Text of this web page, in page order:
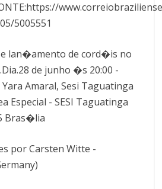
5005551
lan�amento de cord�is no
de junho �s 20:00 -
Amaral, Sesi Taguatinga
Especial - SESI Taguatinga
Bras�lia
por Carsten Witte -